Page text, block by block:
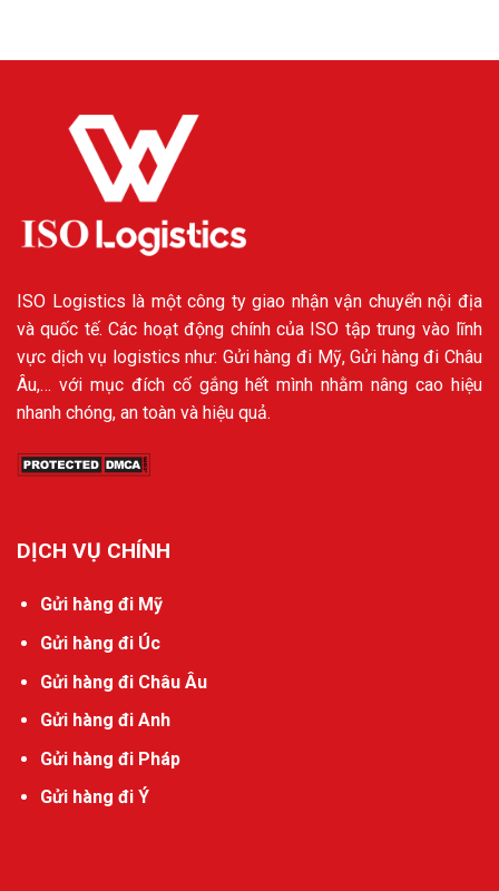
ISO Logistics là một công ty giao nhận vận chuyển nội địa
và quốc tế. Các hoạt động chính của ISO tập trung vào lĩnh
vực dịch vụ logistics như: Gửi hàng đi Mỹ, Gửi hàng đi Châu
Âu,… với mục đích cố gắng hết mình nhằm nâng cao hiệu
nhanh chóng, an toàn và hiệu quả.
DỊCH VỤ CHÍNH
Gửi hàng đi Mỹ
Gửi hàng đi Úc
Gửi hàng đi Châu Âu
Gửi hàng đi Anh
Gửi hàng đi Pháp
Gửi hàng đi Ý